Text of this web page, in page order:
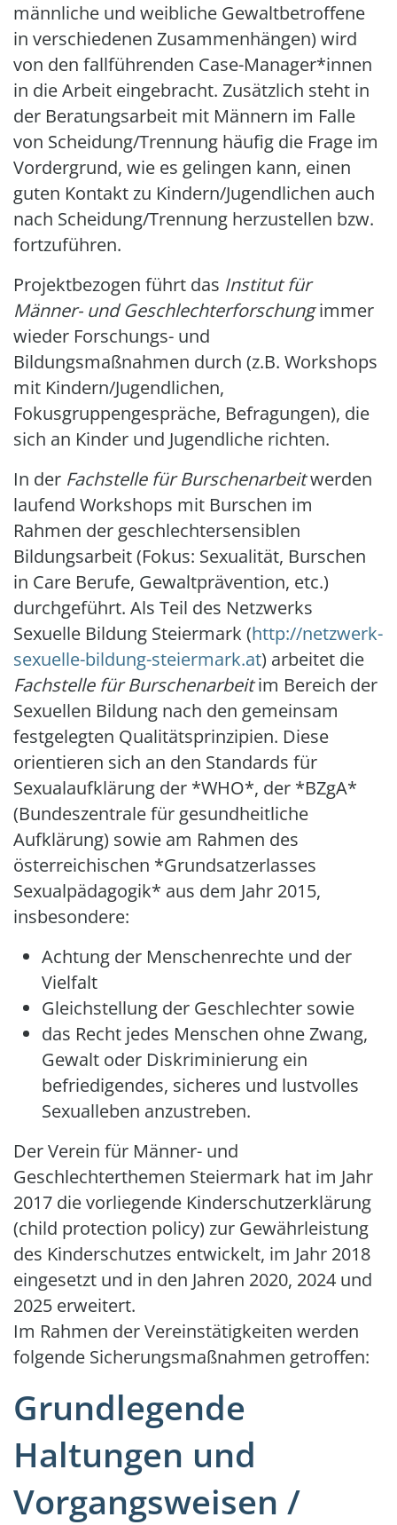
männliche und weibliche Gewaltbetroffene
in verschiedenen Zusammenhängen) wird
von den fallführenden Case-Manager*innen
in die Arbeit eingebracht. Zusätzlich steht in
der Beratungsarbeit mit Männern im Falle
von Scheidung/Trennung häufig die Frage im
Vordergrund, wie es gelingen kann, einen
guten Kontakt zu Kindern/Jugendlichen auch
nach Scheidung/Trennung herzustellen bzw.
fortzuführen.
Projektbezogen führt das Institut für
Männer- und Geschlechterforschungimmer
wieder Forschungs- und
Bildungsmaßnahmen durch (z.B. Workshops
mit Kindern/Jugendlichen,
Fokusgruppengespräche, Befragungen), die
sich an Kinder und Jugendliche richten.
In der Fachstelle für Burschenarbeitwerden
laufend Workshops mit Burschen im
Rahmen der geschlechtersensiblen
Bildungsarbeit (Fokus: Sexualität, Burschen
in Care Berufe, Gewaltprävention, etc.)
durchgeführt. Als Teil des Netzwerks
Sexuelle Bildung Steiermark (http://netzwerk-
sexuelle-bildung-steiermark.at) arbeitet die
Fachstelle für Burschenarbeitim Bereich der
Sexuellen Bildung nach den gemeinsam
festgelegten Qualitätsprinzipien. Diese
orientieren sich an den Standards für
Sexualaufklärung der *WHO*, der *BZgA*
(Bundeszentrale für gesundheitliche
Aufklärung) sowie am Rahmen des
österreichischen *Grundsatzerlasses
Sexualpädagogik* aus dem Jahr 2015,
insbesondere:
Achtung der Menschenrechte und der
Vielfalt
Gleichstellung der Geschlechter sowie
das Recht jedes Menschen ohne Zwang,
Gewalt oder Diskriminierung ein
befriedigendes, sicheres und lustvolles
Sexualleben anzustreben.
Der Verein für Männer- und
Geschlechterthemen Steiermark hat im Jahr
2017 die vorliegende Kinderschutzerklärung
(child protection policy) zur Gewährleistung
des Kinderschutzes entwickelt, im Jahr 2018
eingesetzt und in den Jahren 2020, 2024 und
2025 erweitert.
Im Rahmen der Vereinstätigkeiten werden
folgende Sicherungsmaßnahmen getroffen:
Grundlegende
Haltungen und
Vorgangsweisen /